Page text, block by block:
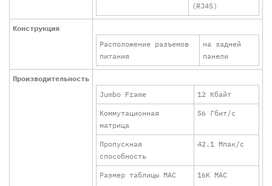
(RJ45)
Конструкция
Расположение разъемов
питания
на задней
панели
Производительность
Jumbo Frame
12 Кбайт
Коммутационная
матрица
56 Гбит/с
Пропускная
способность
42.1 Мпак/с
Размер таблицы MAC
16K MAC